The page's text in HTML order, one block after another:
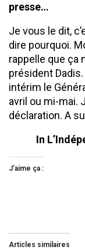
presse…
Je vous le dit,
dire pourquoi.
rappelle que ça
président
intérim le
avril ou mi-mai.
déclaration. A
In
J’aime ça :
Articles similaires